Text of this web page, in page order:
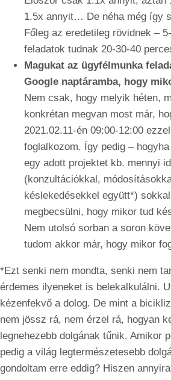
1.5x annyit… De néha még így
Főleg az eredetileg rövidnek –
feladatok tudnak 20-30-40
Magukat az ügyfélmunka
Google naptáramba, hogy
Nem csak, hogy melyik héten,
konkrétan megvan most már,
2021.02.11-én 09:00-12:00
foglalkozom. Így pedig –
egy adott projektet kb. mennyi
(konzultációkkal,
késlekedésekkel együtt*)
megbecsülni, hogy mikor tud
Nem utolsó sorban a soron
tudom akkor már, hogy mikor
*Ezt senki nem mondta, senki nem
érdemes ilyeneket is belekalkulálni.
kézenfekvő a dolog. De mint a
nem jössz rá, nem érzel rá, hogyan
legnehezebb dolgának tűnik. Amikor
pedig a világ legtermészetesebb
gondoltam erre eddig? Hiszen